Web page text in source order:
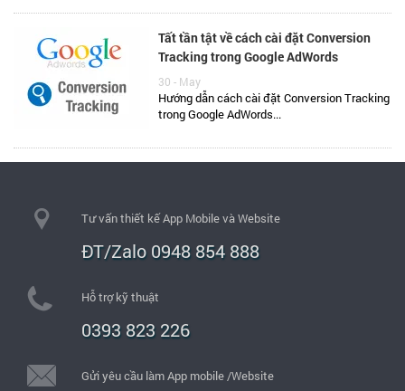
Tất tần tật về cách cài đặt Conversion
Tracking trong Google AdWords
30 - May
Hướng dẫn cách cài đặt Conversion Tracking
trong Google AdWords...
Tư vấn thiết kế App Mobile và Website
ĐT/Zalo 0948 854 888
Hỗ trợ kỹ thuật
0393 823 226
Gửi yêu cầu làm App mobile /Website